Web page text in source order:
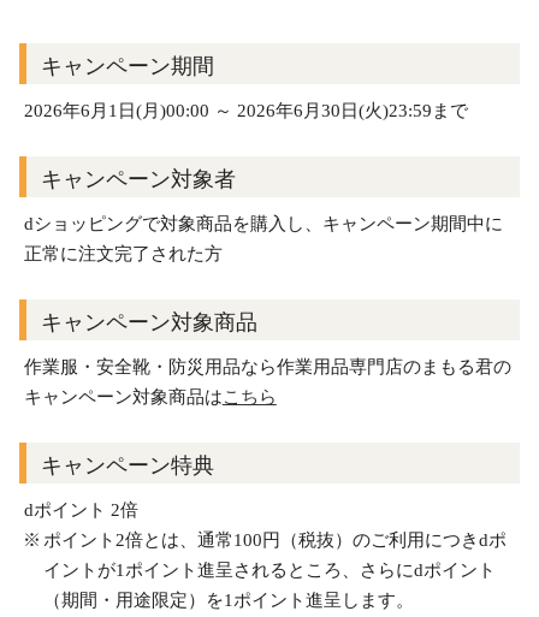
キャンペーン期間
2026年6月1日(月)00:00 ～ 2026年6月30日(火)23:59まで
キャンペーン対象者
dショッピングで対象商品を購入し、キャンペーン期間中に
正常に注文完了された方
キャンペーン対象商品
作業服・安全靴・防災用品なら作業用品専門店のまもる君の
キャンペーン対象商品はこちら
キャンペーン特典
dポイント 2倍
ポイント2倍とは、通常100円（税抜）のご利用につきdポ
イントが1ポイント進呈されるところ、さらにdポイント
（期間・用途限定）を1ポイント進呈します。